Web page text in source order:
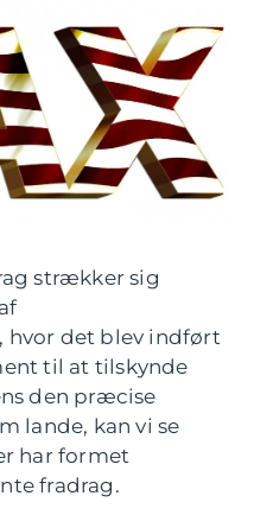
strækker sig
hvor det blev indført
til at tilskynde
den præcise
lande, kan vi se
har formet
fradrag.